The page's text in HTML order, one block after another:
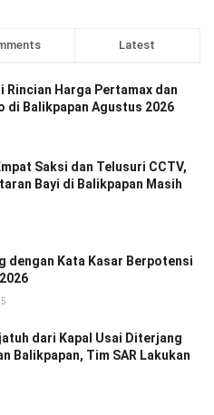
Latest
Rincian Harga Pertamax dan
di Balikpapan Agustus 2026
Saksi dan Telusuri CCTV,
Bayi di Balikpapan Masih
dengan Kata Kasar Berpotensi
dari Kapal Usai Diterjang
Balikpapan, Tim SAR Lakukan